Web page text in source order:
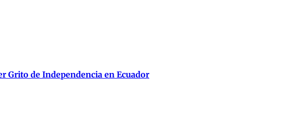
Grito de Independencia en Ecuador